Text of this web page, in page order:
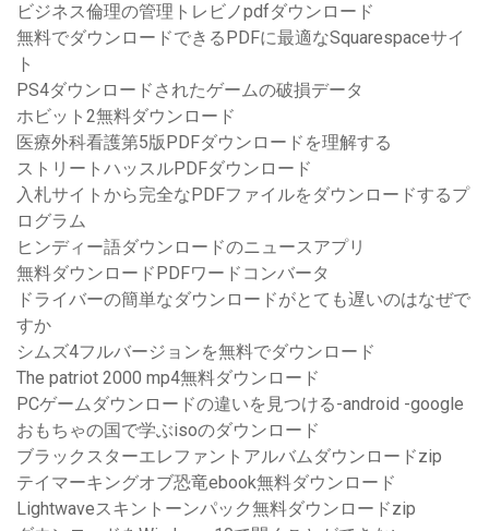
ビジネス倫理の管理トレビノpdfダウンロード
無料でダウンロードできるPDFに最適なSquarespaceサイ
ト
PS4ダウンロードされたゲームの破損データ
ホビット2無料ダウンロード
医療外科看護第5版PDFダウンロードを理解する
ストリートハッスルPDFダウンロード
入札サイトから完全なPDFファイルをダウンロードするプ
ログラム
ヒンディー語ダウンロードのニュースアプリ
無料ダウンロードPDFワードコンバータ
ドライバーの簡単なダウンロードがとても遅いのはなぜで
すか
シムズ4フルバージョンを無料でダウンロード
The patriot 2000 mp4無料ダウンロード
PCゲームダウンロードの違いを見つける-android -google
おもちゃの国で学ぶisoのダウンロード
ブラックスターエレファントアルバムダウンロードzip
テイマーキングオブ恐竜ebook無料ダウンロード
Lightwaveスキントーンパック無料ダウンロードzip